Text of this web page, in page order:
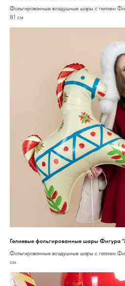
Фольгированные воздушные шары с гелием
81 см
Гелиевые фольгированные шары Фигура
Фольгированные воздушные шары с гелием
см